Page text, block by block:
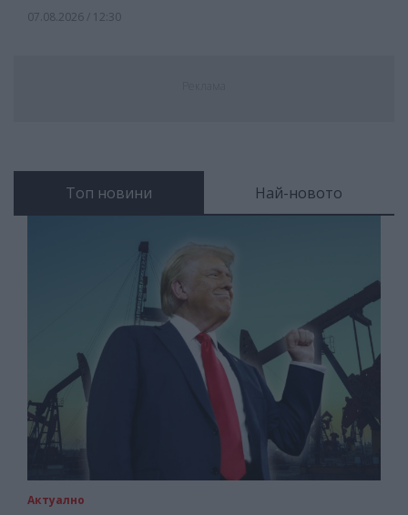
07.08.2026 / 12:30
Топ новини Най-новото
Актуално